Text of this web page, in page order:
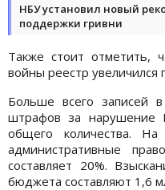
НБУ установил новый
поддержки гривни
Также стоит отметить,
войны реестр увеличился
Больше всего записей
штрафов за
общего количества.
административные
составляет 20%.
бюджета составляют 1,6